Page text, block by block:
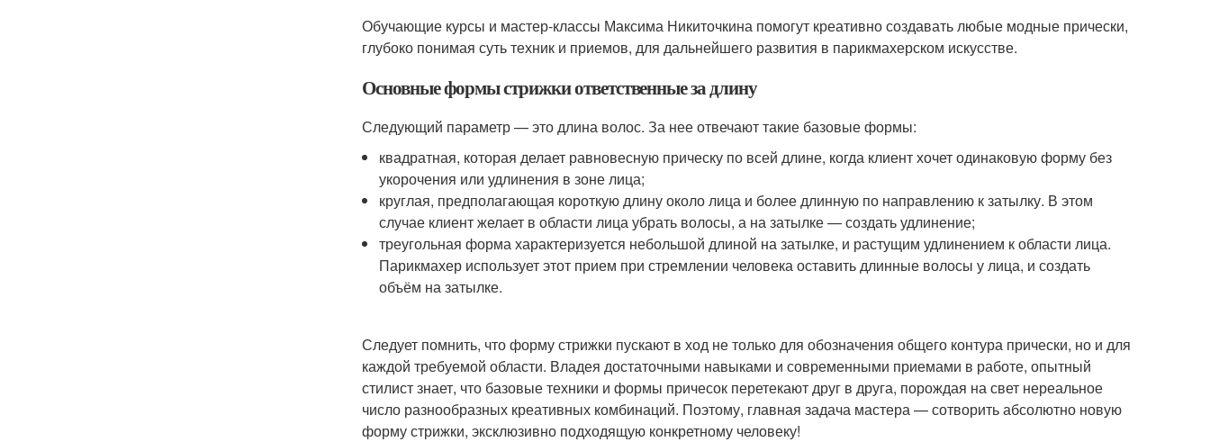
Обучающие курсы и мастер-классы Максима Никиточкина помогут креативно создавать любые модные прически,
глубоко понимая суть техник и приемов, для дальнейшего развития в парикмахерском искусстве.
Основные формы стрижки ответственные за длину
Следующий параметр — это длина волос. За нее отвечают такие базовые формы:
квадратная, которая делает равновесную прическу по всей длине, когда клиент хочет одинаковую форму без
укорочения или удлинения в зоне лица;
круглая, предполагающая короткую длину около лица и более длинную по направлению к затылку. В этом
случае клиент желает в области лица убрать волосы, а на затылке — создать удлинение;
треугольная форма характеризуется небольшой длиной на затылке, и растущим удлинением к области лица.
Парикмахер использует этот прием при стремлении человека оставить длинные волосы у лица, и создать
объём на затылке.
Следует помнить, что форму стрижки пускают в ход не только для обозначения общего контура прически, но и для
каждой требуемой области. Владея достаточными навыками и современными приемами в работе, опытный
стилист знает, что базовые техники и формы причесок перетекают друг в друга, порождая на свет нереальное
число разнообразных креативных комбинаций. Поэтому, главная задача мастера — сотворить абсолютно новую
форму стрижки, эксклюзивно подходящую конкретному человеку!